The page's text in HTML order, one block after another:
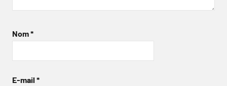
Nom*
E-mail *